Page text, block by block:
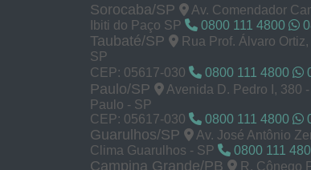
Sorocaba/SP
Av. Comendador
Ibiti do Paço SP
0800 111 4800
Taubaté/SP
Rua Prof. Álvaro
SP
CEP: 05617-030
0800 111 4800
Paulo/SP
Avenida D. Pedro I, 380
Paulo - SP
CEP: 05617-030
0800 111 4800
Guarulhos/SP
Av. José Antônio
Clima Guarulhos - SP
0800 111
Campina Grande/PB
R. Cônego